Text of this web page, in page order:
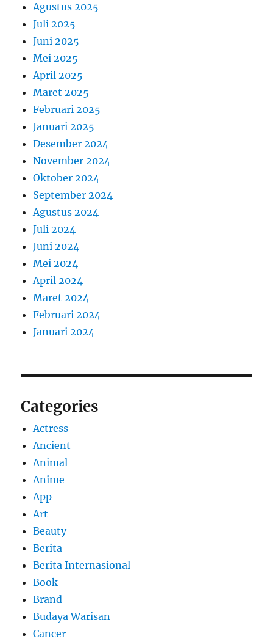
Agustus 2025
Juli 2025
Juni 2025
Mei 2025
April 2025
Maret 2025
Februari 2025
Januari 2025
Desember 2024
November 2024
Oktober 2024
September 2024
Agustus 2024
Juli 2024
Juni 2024
Mei 2024
April 2024
Maret 2024
Februari 2024
Januari 2024
Categories
Actress
Ancient
Animal
Anime
App
Art
Beauty
Berita
Berita Internasional
Book
Brand
Budaya Warisan
Cancer